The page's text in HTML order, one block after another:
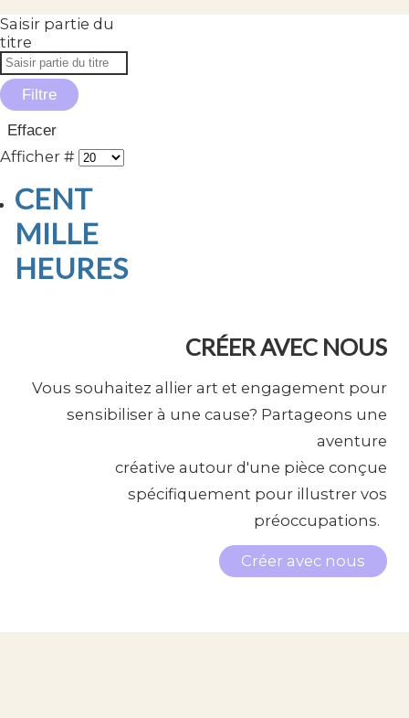
Saisir partie du
titre
Filtre
Effacer
Afficher #
CENT
MILLE
HEURES
CRÉER AVEC NOUS
Vous souhaitez allier art et engagement pour
sensibiliser à une cause? Partageons une
aventure
créative autour d'une pièce conçue
spécifiquement pour illustrer vos
préoccupations.
Créer avec nous